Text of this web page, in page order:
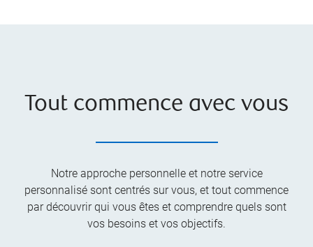
Tout commence avec vous
Notre approche personnelle et notre service
personnalisé sont centrés sur vous, et tout commence
par découvrir qui vous êtes et comprendre quels sont
vos besoins et vos objectifs.